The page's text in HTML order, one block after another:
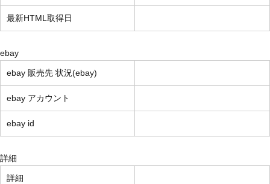
最新HTML取得日
ebay
ebay 販売先 状況(ebay)
ebay アカウント
ebay id
詳細
詳細